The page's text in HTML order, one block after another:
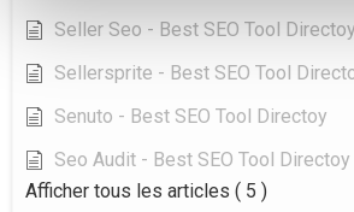
Seller Seo - Best SEO Tool Directoy
Sellersprite - Best SEO Tool
Senuto - Best SEO Tool Directoy
Seo Audit - Best SEO Tool Directoy
Afficher tous les articles ( 5 )